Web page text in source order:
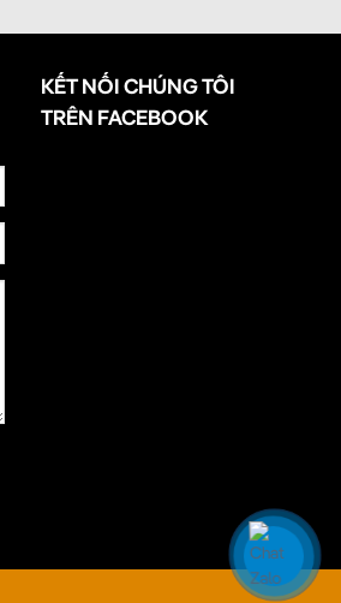
KẾT NỐI CHÚNG TÔI
TRÊN FACEBOOK